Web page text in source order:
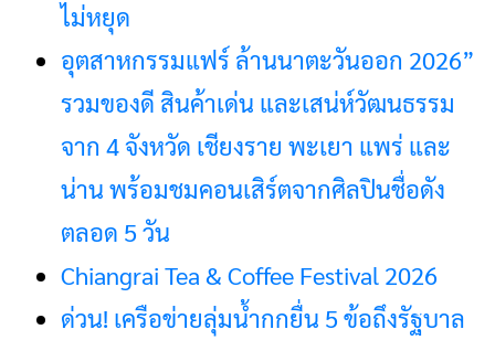
ไม่หยุด
อุตสาหกรรมแฟร์ ล้านนาตะวันออก 2026”
รวมของดี สินค้าเด่น และเสน่ห์วัฒนธรรม
จาก 4 จังหวัด เชียงราย พะเยา แพร่ และ
น่าน พร้อมชมคอนเสิร์ตจากศิลปินชื่อดัง
ตลอด 5 วัน
Chiangrai Tea & Coffee Festival 2026
ด่วน! เครือข่ายลุ่มน้ำกกยื่น 5 ข้อถึงรัฐบาล